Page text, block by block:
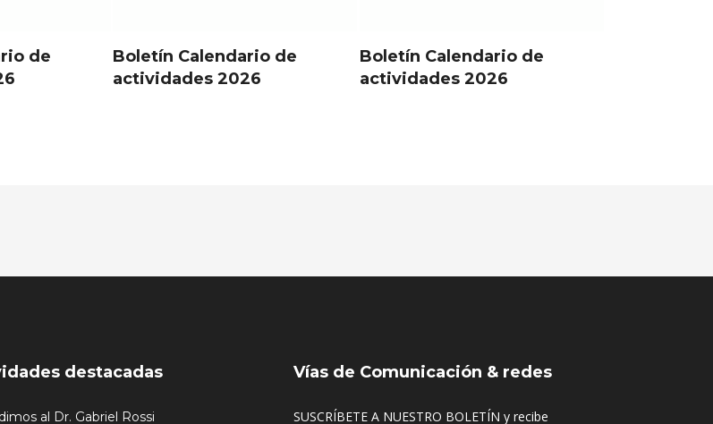
de
Boletín Calendario de
actividades 2026
Boletín Calendario de
actividades 2026
destacadas
al Dr. Gabriel Rossi
Vías de Comunicación & redes
SUSCRÍBETE A NUESTRO BOLETÍN y recibe